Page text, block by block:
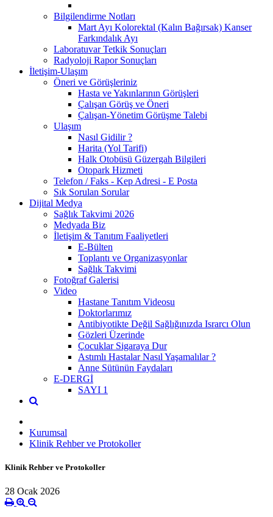
Bilgilendirme Notları
Mart Ayı Kolorektal (Kalın Bağırsak) Kanser
Farkındalık Ayı
Laboratuvar Tetkik Sonuçları
Radyoloji Rapor Sonuçları
İletişim-Ulaşım
Öneri ve Görüşleriniz
Hasta ve Yakınlarının Görüşleri
Çalışan Görüş ve Öneri
Çalışan-Yönetim Görüşme Talebi
Ulaşım
Nasıl Gidilir ?
Harita (Yol Tarifi)
Halk Otobüsü Güzergah Bilgileri
Otopark Hizmeti
Telefon / Faks - Kep Adresi - E Posta
Sık Sorulan Sorular
Dijital Medya
Sağlık Takvimi 2026
Medyada Biz
İletişim & Tanıtım Faaliyetleri
E-Bülten
Toplantı ve Organizasyonlar
Sağlık Takvimi
Fotoğraf Galerisi
Video
Hastane Tanıtım Videosu
Doktorlarımız
Antibiyotikte Değil Sağlığınızda Israrcı Olun
Gözleri Üzerinde
Çocuklar Sigaraya Dur
Astımlı Hastalar Nasıl Yaşamalılar ?
Anne Sütünün Faydaları
E-DERGİ
SAYI 1
Kurumsal
Klinik Rehber ve Protokoller
Klinik Rehber ve Protokoller
28 Ocak 2026